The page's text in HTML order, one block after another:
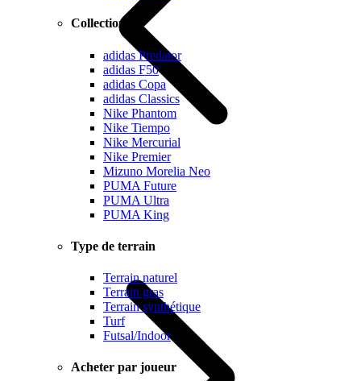
Collections
adidas Predator
adidas F50
adidas Copa
adidas Classics
Nike Phantom
Nike Tiempo
Nike Mercurial
Nike Premier
Mizuno Morelia Neo
PUMA Future
PUMA Ultra
PUMA King
Type de terrain
Terrain naturel
Terrain gras
Terrain synthétique
Turf
Futsal/Indoor
Acheter par joueur